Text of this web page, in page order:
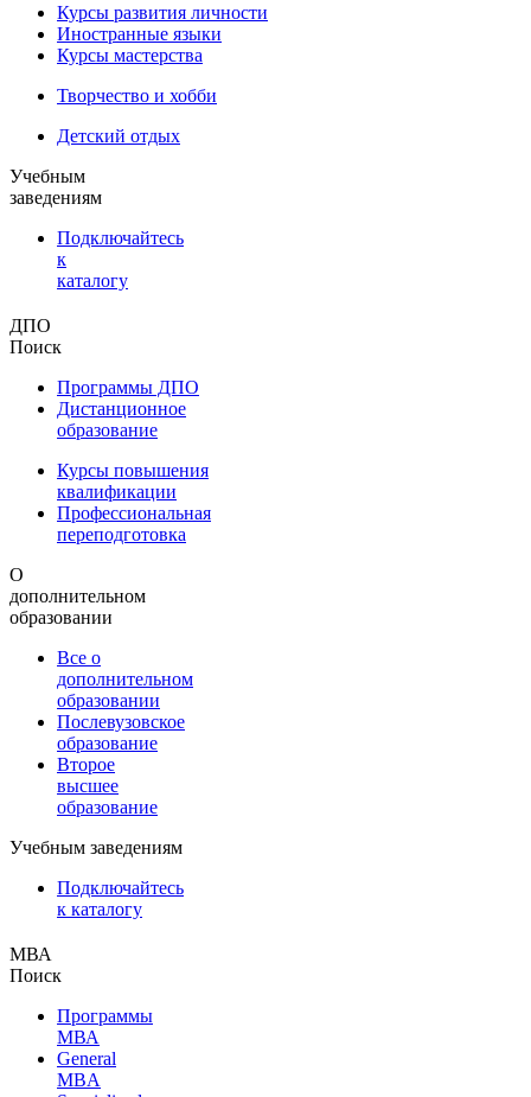
Курсы развития личности
Иностранные языки
Курсы мастерства
Творчество и хобби
Детский отдых
Учебным
заведениям
Подключайтесь
к
каталогу
ДПО
Поиск
Программы ДПО
Дистанционное
образование
Курсы повышения
квалификации
Профессиональная
переподготовка
О
дополнительном
образовании
Все о
дополнительном
образовании
Послевузовское
образование
Второе
высшее
образование
Учебным заведениям
Подключайтесь
к каталогу
МВА
Поиск
Программы
МВА
General
MBA